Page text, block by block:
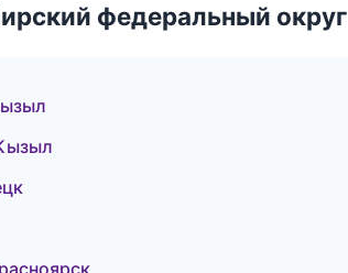
федеральный округ